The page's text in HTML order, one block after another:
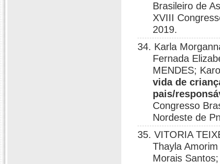
Brasileiro de
XVIII
2019.
34. Karla
Fernada
MENDES;
vida de
pais/
Congresso
Nordeste de
35. VITORIA
Thayla
Morais